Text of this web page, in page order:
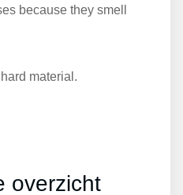
because they smell
material.
overzicht